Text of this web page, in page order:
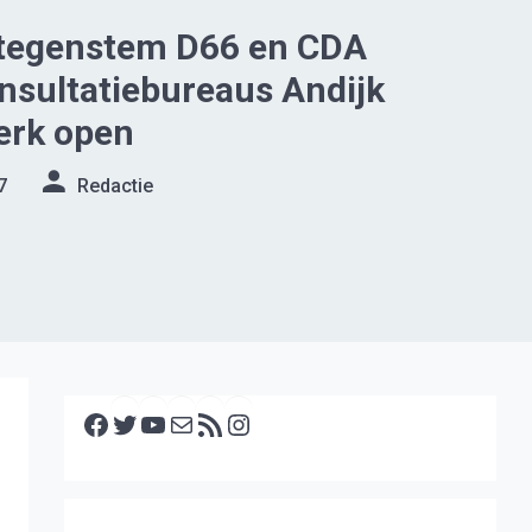
D66 en CDA
Andijk
open
Redactie
Facebook Twitter YouTube E-mail RSS feed